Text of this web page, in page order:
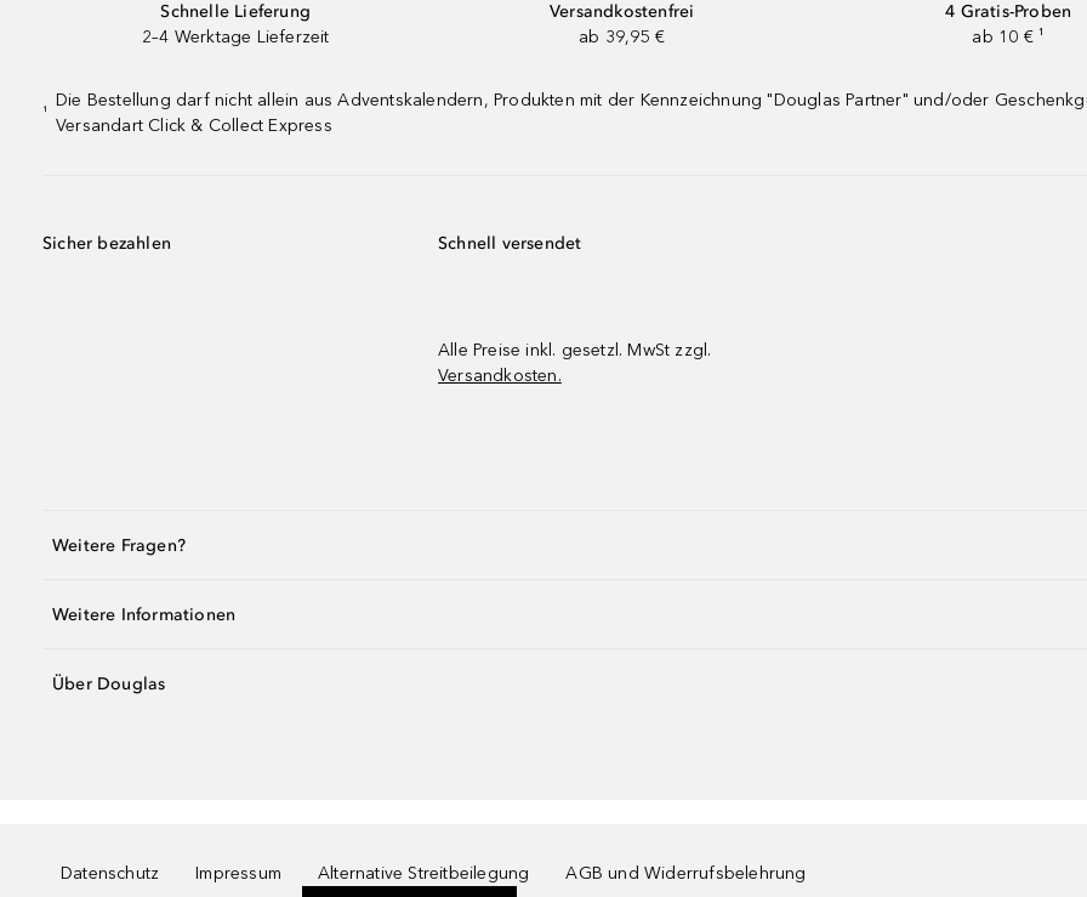
Schnelle Lieferung
2–4 Werktage Lieferzeit
Versandkostenfrei
ab 39,95 €
4 Gratis-Proben
ab 10 € ¹
¹
Die Bestellung darf nicht allein aus Adventskalendern, Produkten mit der Kennzeichnung "Douglas Partner" und/oder
Versandart Click & Collect Express
Sicher bezahlen Schnell versendet
Alle Preise inkl. gesetzl. MwSt zzgl.
Versandkosten.
Weitere Fragen?
Weitere Informationen
Über Douglas
Datenschutz Impressum Alternative Streitbeilegung
AGB und Widerrufsbelehrung